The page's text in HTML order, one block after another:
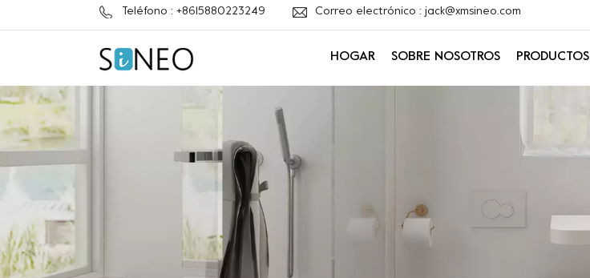
Teléfono : +8615880223249 Correo electrónico : jack@xmsineo.com
HOGAR SOBRE NOSOTROS PRODUCTOS